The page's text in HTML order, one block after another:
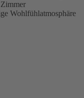
Wohlfühlatmosphäre